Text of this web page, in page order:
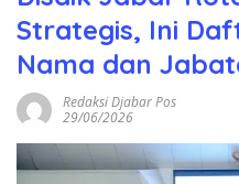
Strategis, Ini
Nama dan
Redaksi Djabar Pos
29/06/2026